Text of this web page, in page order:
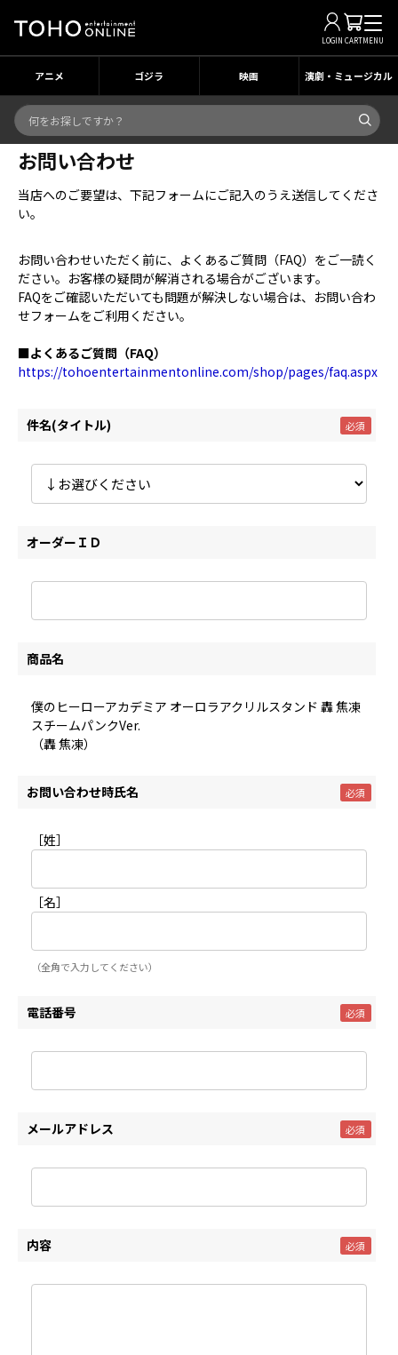
LOGIN CARTMENU
アニメ ゴジラ 映画 演劇・ミュージカル
お問い合わせ
当店へのご要望は、下記フォームにご記入のうえ送信してくださ
い。
お問い合わせいただく前に、よくあるご質問（FAQ）をご一読く
ださい。お客様の疑問が解消される場合がございます。
FAQをご確認いただいても問題が解決しない場合は、お問い合わ
せフォームをご利用ください。
■よくあるご質問（FAQ）
https://tohoentertainmentonline.com/shop/pages/faq.aspx
件名(タイトル)
オーダーＩＤ
商品名
僕のヒーローアカデミア オーロラアクリルスタンド 轟 焦凍
スチームパンクVer.
（轟 焦凍）
お問い合わせ時氏名
［姓］
［名］
（全角で入力してください）
電話番号
メールアドレス
内容